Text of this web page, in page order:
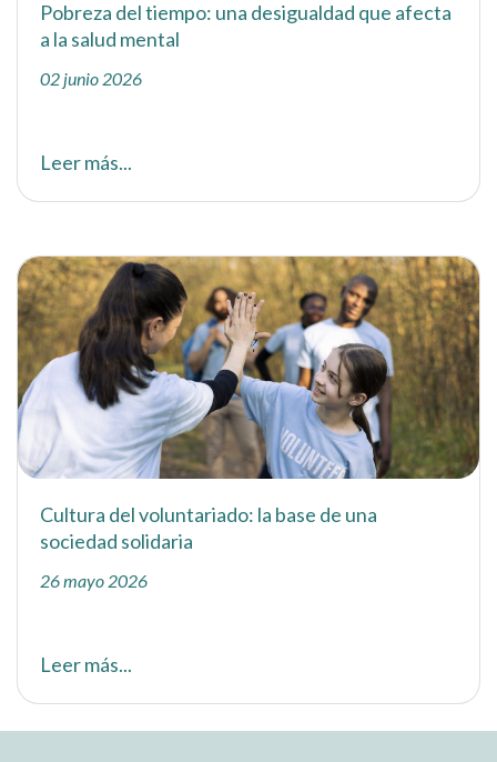
Pobreza del tiempo: una desigualdad que afecta
a la salud mental
02 junio 2026
Leer más...
Cultura del voluntariado: la base de una
sociedad solidaria
26 mayo 2026
Leer más...